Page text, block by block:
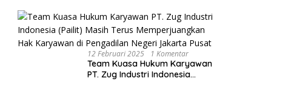
Pengaduan ke Mahkamah
Agung RI
12 Februari 2025 1 Komentar
Team Kuasa Hukum Karyawan
PT. Zug Industri Indonesia